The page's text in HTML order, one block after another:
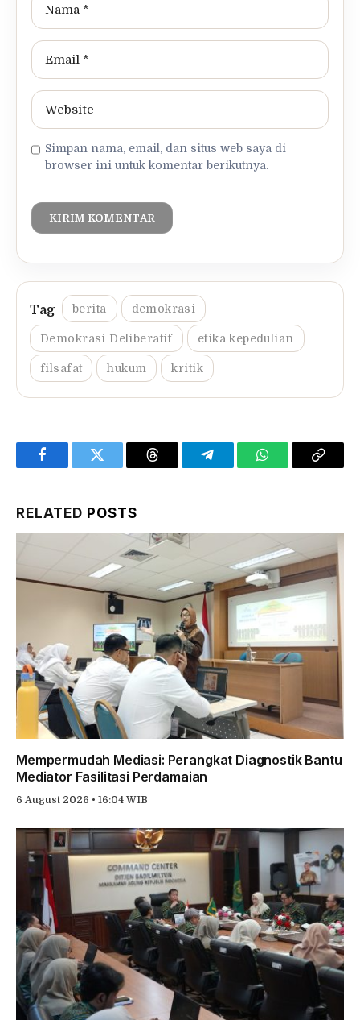
Simpan nama, email, dan situs web saya di
browser ini untuk komentar berikutnya.
berita demokrasi
Demokrasi Deliberatif etika kepedulian
filsafat hukum kritik
FacebookTwitter Threads TelegramWhatsAppCopy
RELATED POSTS
Mempermudah Mediasi: Perangkat Diagnostik Bantu
Mediator Fasilitasi Perdamaian
6 August 2026 • 16:04 WIB